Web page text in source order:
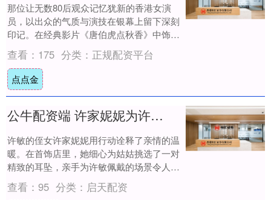
那位让无数80后观众记忆犹新的香港女演
员，以出众的气质与演技在银幕上留下深刻
印记。在经典影片《唐伯虎点秋香》中饰演
唐妻，在《大话西游》里化身春三十娘，蓝
洁瑛用她....
查看： 175 分类： 正规配资平台
点点金
公牛配资端 许家妮妮为许敏戴耳坠货真价实小棉袄！许敏写情诗展现才艺太暖心
许敏的侄女许家妮妮用行动诠释了亲情的温
暖。在首饰店里，她细心为姑姑挑选了一对
精致的耳坠，亲手为许敏佩戴的场景令人动
容。这个看似简单的举动，却饱含着深厚的
亲情。 ....
查看： 95 分类： 启天配资